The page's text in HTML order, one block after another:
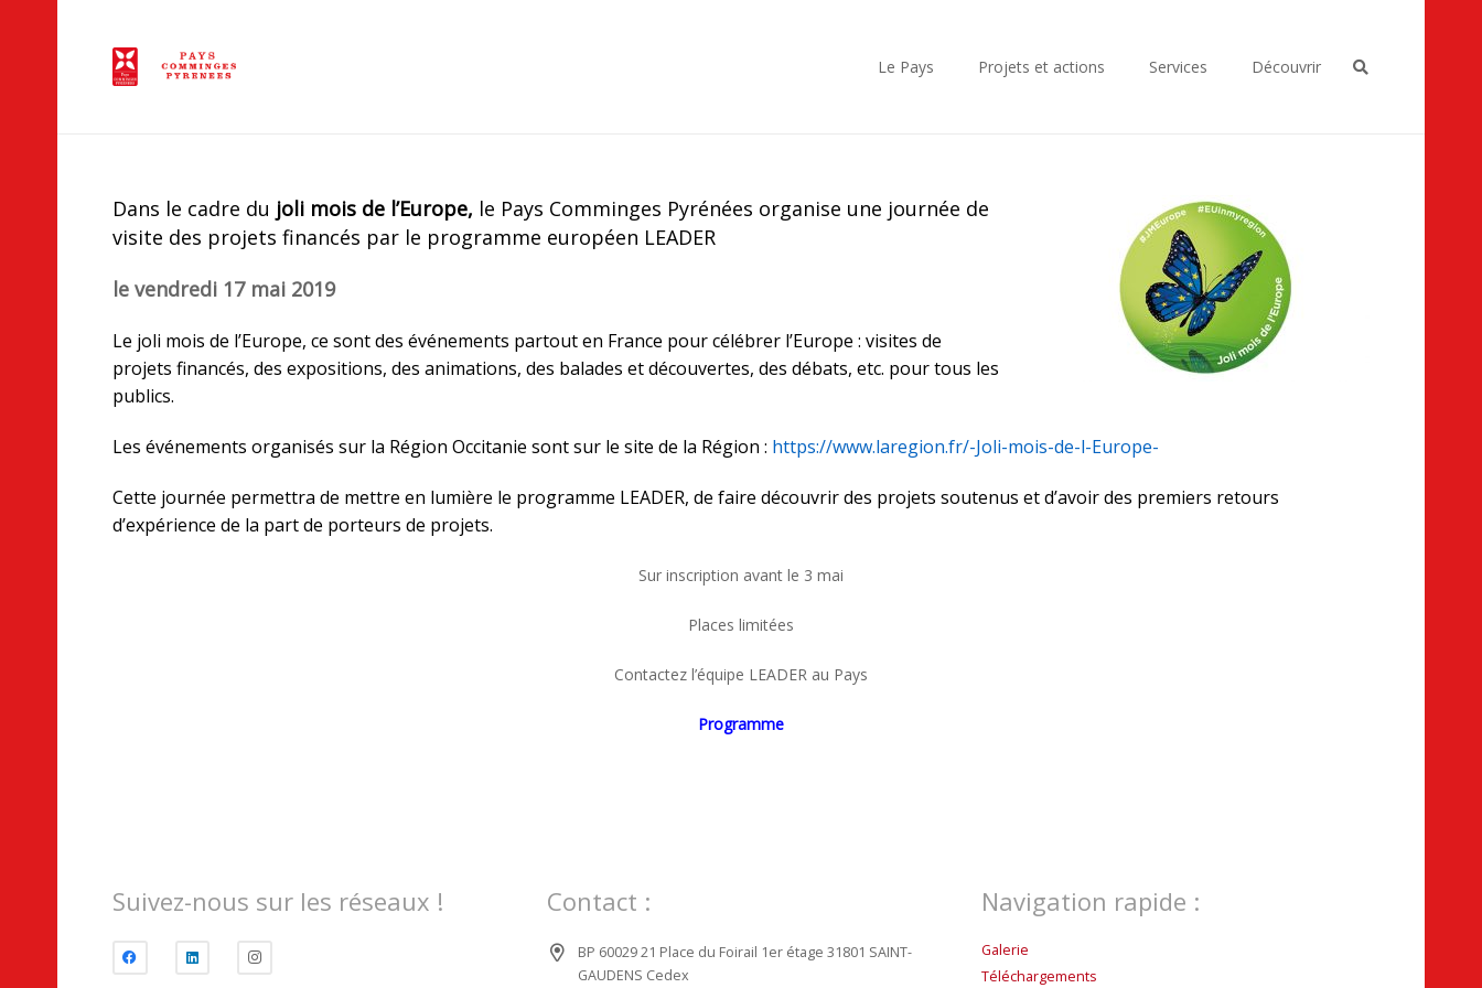
Le Pays Projets et actions Services Découvrir
Dans le cadre du joli mois de l’Europe, le Pays Comminges Pyrénées organise une journée de
visite des projets financés par le programme européen LEADER
le vendredi 17 mai 2019
Le joli mois de l’Europe, ce sont des événements partout en France pour célébrer l’Europe : visites de
projets financés, des expositions, des animations, des balades et découvertes, des débats, etc. pour tous les
publics.
Les événements organisés sur la Région Occitanie sont sur le site de la Région : https://www.laregion.fr/-Joli-mois-de-l-Europe-
Cette journée permettra de mettre en lumière le programme LEADER, de faire découvrir des projets soutenus et d’avoir des premiers retours
d’expérience de la part de porteurs de projets.
Sur inscription avant le 3 mai
Places limitées
Contactez l’équipe LEADER au Pays
Programme
Suivez-nous sur les réseaux ! Contact :
BP 60029 21 Place du Foirail 1er étage 31801 SAINT-
GAUDENS Cedex
Navigation rapide :
Galerie
Téléchargements